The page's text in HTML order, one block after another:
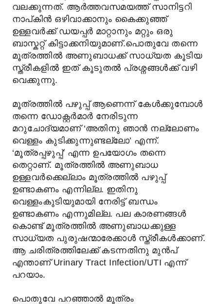
വലക്കുന്നത്. ആര്‍ത്തവസമയത്ത് സാനിട്ടറി
നാപ്കിന്‍ ഒഴിവാക്കാനും കൈക്കുഞ്ഞ്
ഉള്ളവര്‍ക്ക് ഡയപ്പര്‍ മാറ്റാനും മറ്റും ഒരു
ബാസ്കറ്റ് കിട്ടാക്കനിയുമാണ്.പൊതുവേ തന്നെ
മൂത്രത്തില്‍ അണുബാധക്ക് സാധ്യത കൂടിയ
സ്ത്രീകളില്‍ ഇത് കൂടുതല്‍ പ്രശ്നങ്ങള്‍ക്ക് വഴി
വെക്കുന്നു.
മൂത്രത്തില്‍ പഴുപ്പ് ആണെന്ന് കേള്‍ക്കുമ്പോള്‍
തന്നെ ഡോക്റ്റര്‍മാര്‍ നേരിടുന്ന
മറുചോദ്യമാണ് ‘അതിനു ഞാന്‍ നല്ലോണം
വെള്ളം കുടിക്കുന്നുണ്ടല്ലോ’ എന്ന്.
‘മൂത്രപ്പഴുപ്പ്’ എന്ന ഉപയോഗം തന്നെ
തെറ്റാണ്. മൂത്രത്തില്‍ അണുബാധ
ഉള്ളവര്‍ക്കെല്ലാം മൂത്രത്തില്‍ പഴുപ്പ്
ഉണ്ടാകണം എന്നില്ല. ഇതിനു
വെള്ളംകുടിയുമായി നേരിട്ട് ബന്ധം
ഉണ്ടാകണം എന്നുമില്ല. പല കാരണങ്ങള്‍
കൊണ്ട് മൂത്രത്തില്‍ അണുബാധക്കുള്ള
സാധ്യത പുരുഷന്മാരേക്കാള്‍ സ്ത്രീകള്‍ക്കാണ്.
ആ ചരിത്രത്തിലേക്ക് കടന്നതിനു മുന്‍പ്
എന്താണ് Urinary Tract Infection/UTI എന്ന്
പറയാം.
പൊതുവേ പറഞ്ഞാല്‍ മൂത്രം